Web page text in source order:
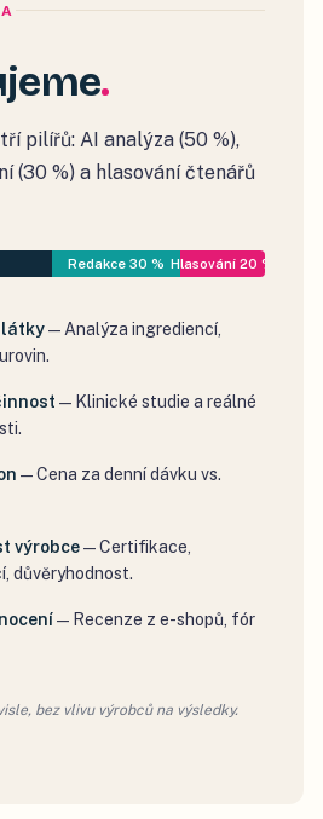
pilířů: AI analýza (50 %),
(30 %) a hlasování čtenářů
Redakce 30 % Hlasování 20 %
látky— Analýza ingrediencí,
— Klinické studie a reálné
—Cena za denní dávku vs.
výrobce—Certifikace,
důvěryhodnost.
— Recenze z e-shopů, fór
bez vlivu výrobců na výsledky.